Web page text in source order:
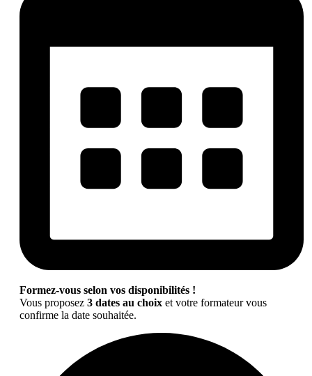
Formez-vous selon vos disponibilités !
Vous proposez 3 dates au choix et votre formateur vous
confirme la date souhaitée.